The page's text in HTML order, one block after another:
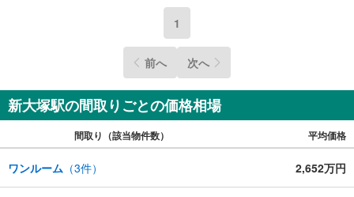
1
前へ 次へ
新大塚駅の間取りごとの価格相場
間取り（該当物件数） 平均価格
ワンルーム （3件） 2,652万円